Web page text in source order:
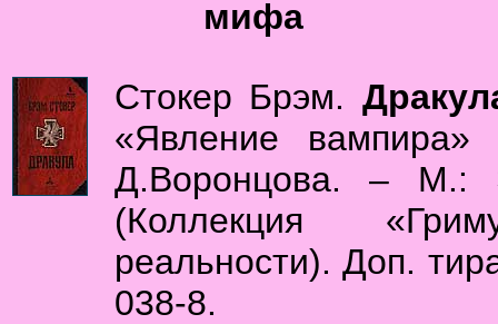
мифа
Стокер Брэм.
«Явление
Д.Воронцова. –
(Коллекция
реальности). Доп.
038-8.